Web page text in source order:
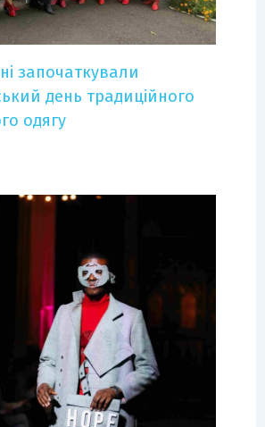
започаткували
день традиційного
одягу